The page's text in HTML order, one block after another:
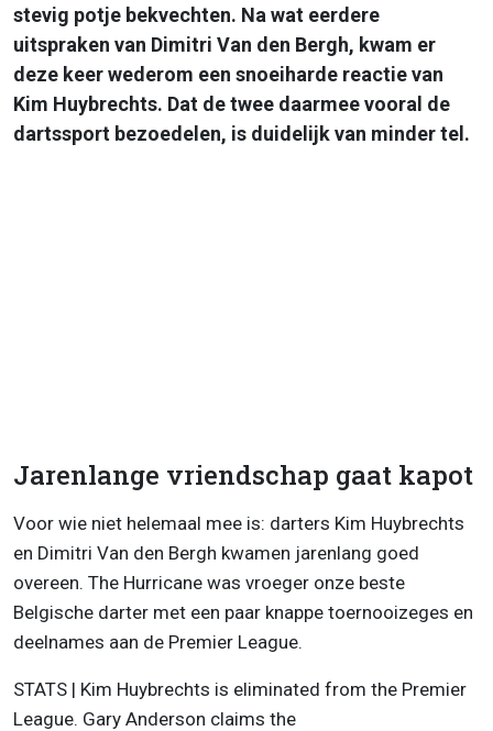
stevig potje bekvechten. Na wat eerdere
uitspraken van Dimitri Van den Bergh, kwam er
deze keer wederom een snoeiharde reactie van
Kim Huybrechts. Dat de twee daarmee vooral de
dartssport bezoedelen, is duidelijk van minder tel.
Jarenlange vriendschap gaat kapot
Voor wie niet helemaal mee is: darters Kim Huybrechts
en Dimitri Van den Bergh kwamen jarenlang goed
overeen. The Hurricane was vroeger onze beste
Belgische darter met een paar knappe toernooizeges en
deelnames aan de Premier League.
STATS | Kim Huybrechts is eliminated from the Premier
League. Gary Anderson claims the